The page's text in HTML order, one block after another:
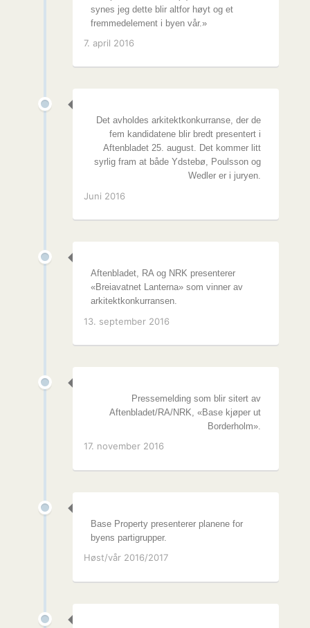
synes jeg dette blir altfor høyt og et
fremmedelement i byen vår.»
7. april 2016
Det avholdes arkitektkonkurranse, der de
fem kandidatene blir bredt presentert i
Aftenbladet 25. august. Det kommer litt
syrlig fram at både Ydstebø, Poulsson og
Wedler er i juryen.
Juni 2016
Aftenbladet, RA og NRK presenterer
«Breiavatnet Lanterna» som vinner av
arkitektkonkurransen.
13. september 2016
Pressemelding som blir sitert av
Aftenbladet/RA/NRK, «Base kjøper ut
Borderholm».
17. november 2016
Base Property presenterer planene for
byens partigrupper.
Høst/vår 2016/2017